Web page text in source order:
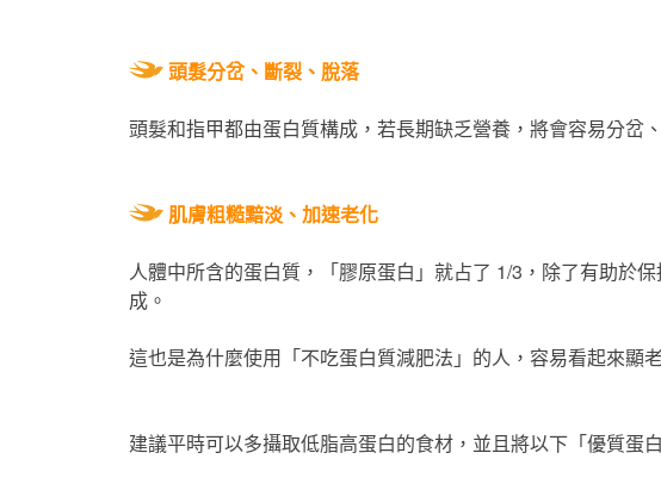
頭髮分岔、斷裂、脫落
頭髮和指甲都由蛋白質構成，若長期缺乏營養，將會容易分岔
肌膚粗糙黯淡、加速老化
人體中所含的蛋白質，「膠原蛋白」就占了 1/3，除了有助於
成。
這也是為什麼使用「不吃蛋白質減肥法」的人，容易看起來顯
建議平時可以多攝取低脂高蛋白的食材，並且將以下「優質蛋